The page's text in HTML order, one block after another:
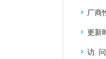
厂商
更新
访